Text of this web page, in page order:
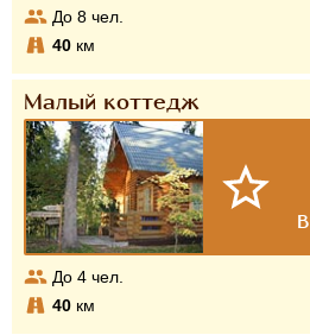
До 8 чел.
40 км
Малый коттедж
До 4 чел.
40 км